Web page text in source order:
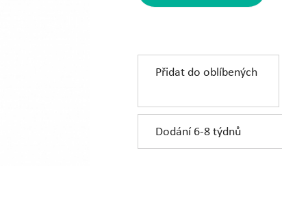
Přidat do oblíbených
Dodání 6-8 týdnů